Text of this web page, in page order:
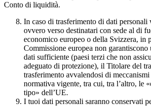
Conto di liquidità.
In caso di trasferimento di dati personali
ovvero verso destinatari con sede al di
economico europeo o della Svizzera, in
Commissione europea non garantiscono
dati sufficiente (paesi terzi che non
adeguato di protezione), il Titolare del
trasferimento avvalendosi di
normativa vigente, tra cui, tra l’altro, le
tipo» dell’UE.
I tuoi dati personali saranno conservati